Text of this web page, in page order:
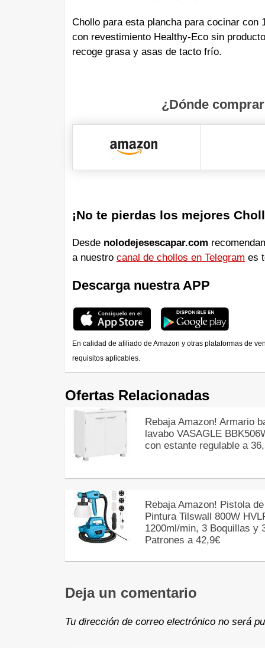
Chollo para esta plancha para cocinar
con revestimiento Healthy-Eco sin
recoge grasa y asas de tacto frío.
¿Dónde
¡No te pierdas los mejores
Desde nolodejesescapar.com
a nuestro canal de chollos en Telegram es
Descarga nuestra APP
En calidad de afiliado de Amazon y otras plataformas de
requisitos aplicables.
Ofertas Relacionadas
Rebaja Amazon! Armario
lavabo VASAGLE
con estante regulable a
Rebaja Amazon! Pistola de
Pintura Tilswall 800W
1200ml/min, 3 Boquillas y
Patrones a 42,9€
Deja un comentario
Tu dirección de correo electrónico no será